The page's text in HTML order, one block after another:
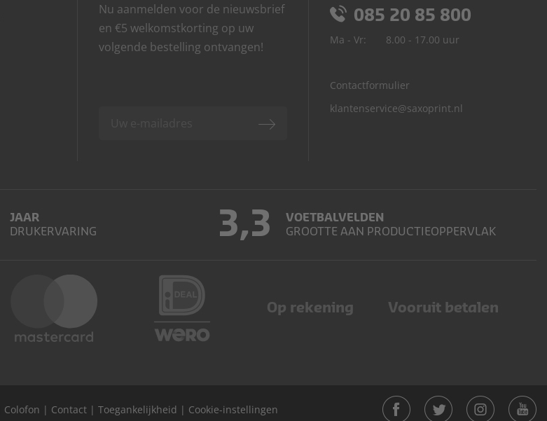
Nu aanmelden voor de nieuwsbrief
en €5 welkomstkorting op uw
volgende bestelling ontvangen!
Op rekening Vooruit betalen
085 20 85 800
Ma - Vr: 8.00 - 17.00 uur
Contactformulier
klantenservice@saxoprint.nl
JAAR
DRUKERVARING
3,3
VOETBALVELDEN
GROOTTE AAN PRODUCTIEOPPERVLAK
Colofon | Contact| Toegankelijkheid | Cookie-instellingen